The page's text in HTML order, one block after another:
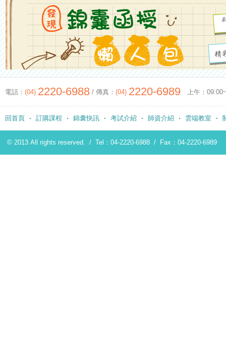
電話： (04) 2220-6988 / 傳真： (04) 2220-6989 上午：
回首頁 訂購課程 錦囊快訊 考試介紹 師資介紹 雲端教室
© 2013 All rights reserved. / Tel：04-2220-6988 / Fax：04-2220-6989